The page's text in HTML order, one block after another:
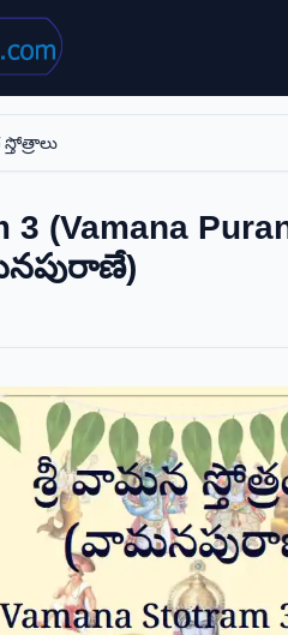
(Vamana